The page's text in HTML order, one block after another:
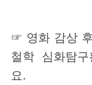
☞ 영화 감상
철학 심화탐
요.